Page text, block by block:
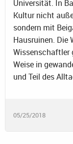
Universität. In
Kultur nicht
sondern mit
Hausruinen. Die
Wissenschaftler
Weise in
und Teil des
05/25/2018